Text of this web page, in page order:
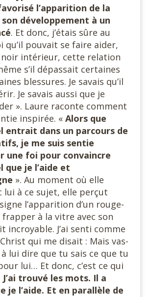
l’apparition de la
développement à un
. Et donc, j’étais sûre au
qu’il pouvait se faire aider,
noir intérieur, cette relation
s’il dépassait certaines
blessures. Je savais qu’il
Je savais aussi que je
». Laure raconte comment
inspirée. « Alors que
entrait dans un parcours de
je me suis sentie
une foi pour convaincre
que je l’aide et
». Au moment où elle
lui à ce sujet, elle perçut
l’apparition d’un rouge-
frapper à la vitre avec son
incroyable. J’ai senti comme
qui me disait : Mais vas-
lui dire que tu sais ce que tu
lui… Et donc, c’est ce qui
J’ai trouvé les mots. Il a
je l’aide. Et en parallèle de